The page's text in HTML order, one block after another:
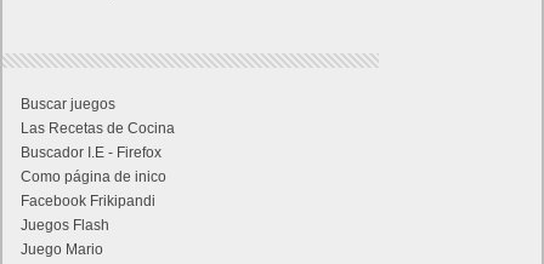
Buscar juegos
Las Recetas de Cocina
Buscador I.E - Firefox
Como página de inico
Facebook Frikipandi
Juegos Flash
Juego Mario